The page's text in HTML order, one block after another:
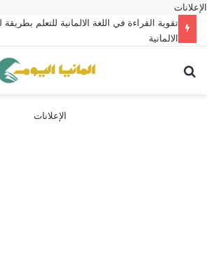
الإعلانات
تقوية القراءة في اللغة الالمانية للتعلم بطريقة
الالمانية
الإعلانات